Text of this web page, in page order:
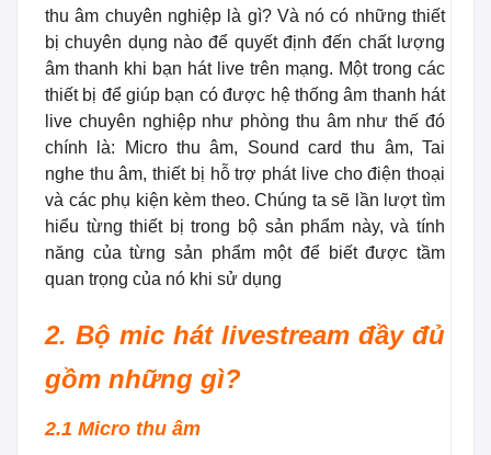
thu âm chuyên nghiệp là gì? Và nó có những thiết
bị chuyên dụng nào để quyết định đến chất lượng
âm thanh khi bạn hát live trên mạng. Một trong các
thiết bị để giúp bạn có được hệ thống âm thanh hát
live chuyên nghiệp như phòng thu âm như thế đó
chính là: Micro thu âm, Sound card thu âm, Tai
nghe thu âm, thiết bị hỗ trợ phát live cho điện thoại
và các phụ kiện kèm theo. Chúng ta sẽ lần lượt tìm
hiểu từng thiết bị trong bộ sản phẩm này, và tính
năng của từng sản phẩm một để biết được tầm
quan trọng của nó khi sử dụng
2. Bộ mic hát livestream đầy đủ
gồm những gì?
2.1 Micro thu âm